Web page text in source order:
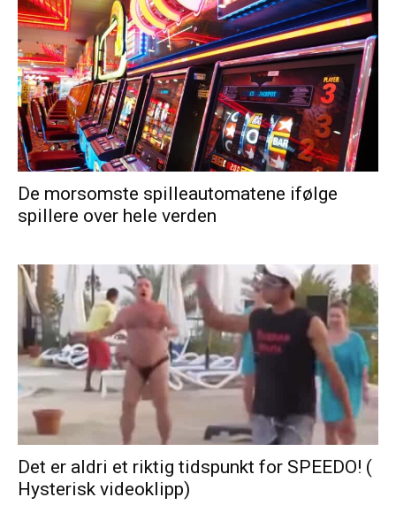
De morsomste spilleautomatene ifølge
spillere over hele verden
Det er aldri et riktig tidspunkt for SPEEDO! (
Hysterisk videoklipp)